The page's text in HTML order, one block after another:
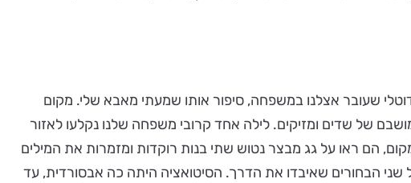
שעובר אצלנו במשפחה, סיפור אותו שמעתי מאבא שלי. מקום
של שדים ומזיקים. לילה אחד קרובי משפחה שלנו נקלעו לאזור
הם ראו על גג מבצר נטוש שתי בנות רוקדות ומזמרות את המילים
שני הבחורים שאיבדו את הדרך. הסיטואציה היתה כה אבסורדית, עד